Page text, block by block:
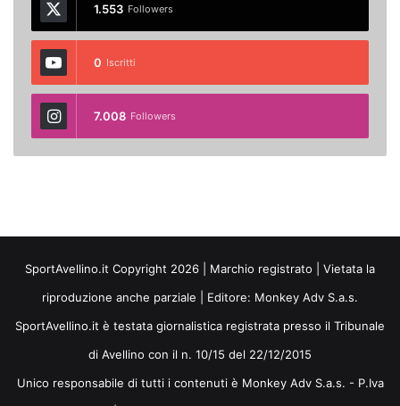
1.553 Followers
0 Iscritti
7.008 Followers
SportAvellino.it Copyright 2026 | Marchio registrato | Vietata la
riproduzione anche parziale | Editore: Monkey Adv S.a.s.
SportAvellino.it è testata giornalistica registrata presso il Tribunale
di Avellino con il n. 10/15 del 22/12/2015
Unico responsabile di tutti i contenuti è Monkey Adv S.a.s. - P.Iva